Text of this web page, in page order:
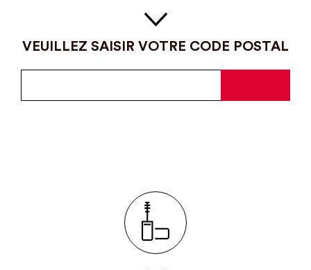
VEUILLEZ SAISIR VOTRE CODE POSTAL